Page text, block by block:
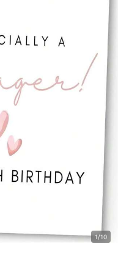
1/10